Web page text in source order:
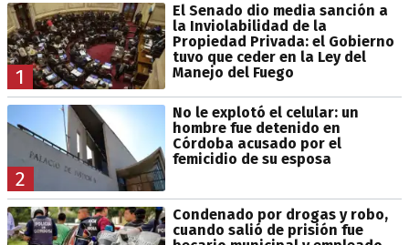
1
El Senado dio media sanción a
la Inviolabilidad de la
Propiedad Privada: el Gobierno
tuvo que ceder en la Ley del
Manejo del Fuego
2
No le explotó el celular: un
hombre fue detenido en
Córdoba acusado por el
femicidio de su esposa
Condenado por drogas y robo,
cuando salió de prisión fue